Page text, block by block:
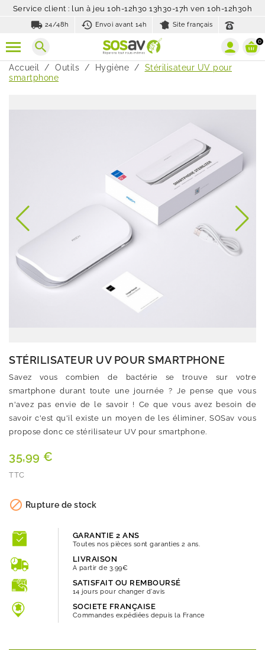
Service client : lun à jeu 10h-12h30 13h30-17h ven 10h-12h30h
local_shipping 24/48h history_toggle_off
Envoi avant 14h Site français
search 0
Accueil Outils Hygiène
Stérilisateur UV pour
smartphone
STÉRILISATEUR UV POUR SMARTPHONE
Savez vous combien de bactérie se trouve sur votre
smartphone durant toute une journée ? Je pense que vous
n'avez pas envie de le savoir ! Ce que vous avez besoin de
savoir c'est qu'il existe un moyen de les éliminer, SOSav vous
propose donc ce stérilisateur UV pour smartphone.
35,99 €
TTC
 Rupture de stock
GARANTIE 2 ANS
Toutes nos pièces sont garanties 2 ans.
LIVRAISON
A partir de 3.99€
SATISFAIT OU REMBOURSÉ
14 jours pour changer d'avis
SOCIETE FRANÇAISE
Commandes expédiées depuis la France